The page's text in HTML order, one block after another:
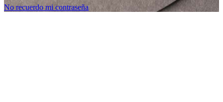
No recuerdo mi contraseña